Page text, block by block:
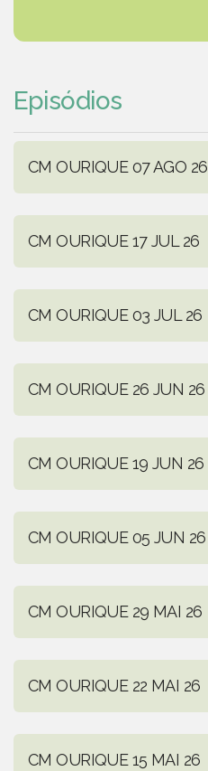
Episódios
CM OURIQUE 07 AGO 26
CM OURIQUE 17 JUL 26
CM OURIQUE 03 JUL 26
CM OURIQUE 26 JUN 26
CM OURIQUE 19 JUN 26
CM OURIQUE 05 JUN 26
CM OURIQUE 29 MAI 26
CM OURIQUE 22 MAI 26
CM OURIQUE 15 MAI 26